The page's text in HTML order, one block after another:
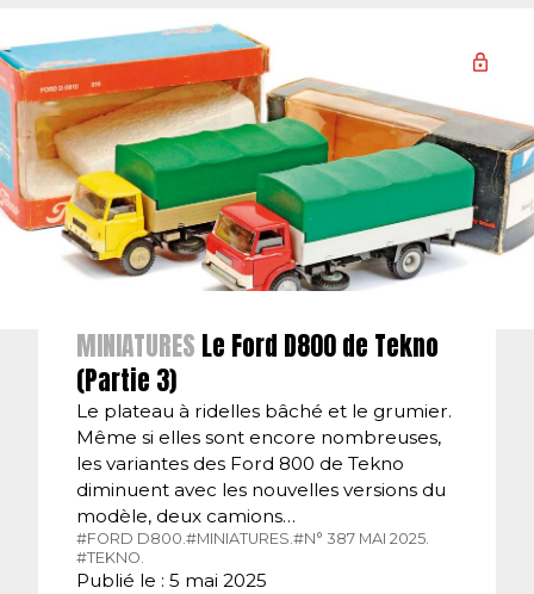
MINIATURES Le Ford D800 de Tekno
(Partie 3)
Le plateau à ridelles bâché et le grumier.
Même si elles sont encore nombreuses,
les variantes des Ford 800 de Tekno
diminuent avec les nouvelles versions du
modèle, deux camions…
#FORD D800.#MINIATURES.#N° 387 MAI 2025.
#TEKNO.
Publié le : 5 mai 2025